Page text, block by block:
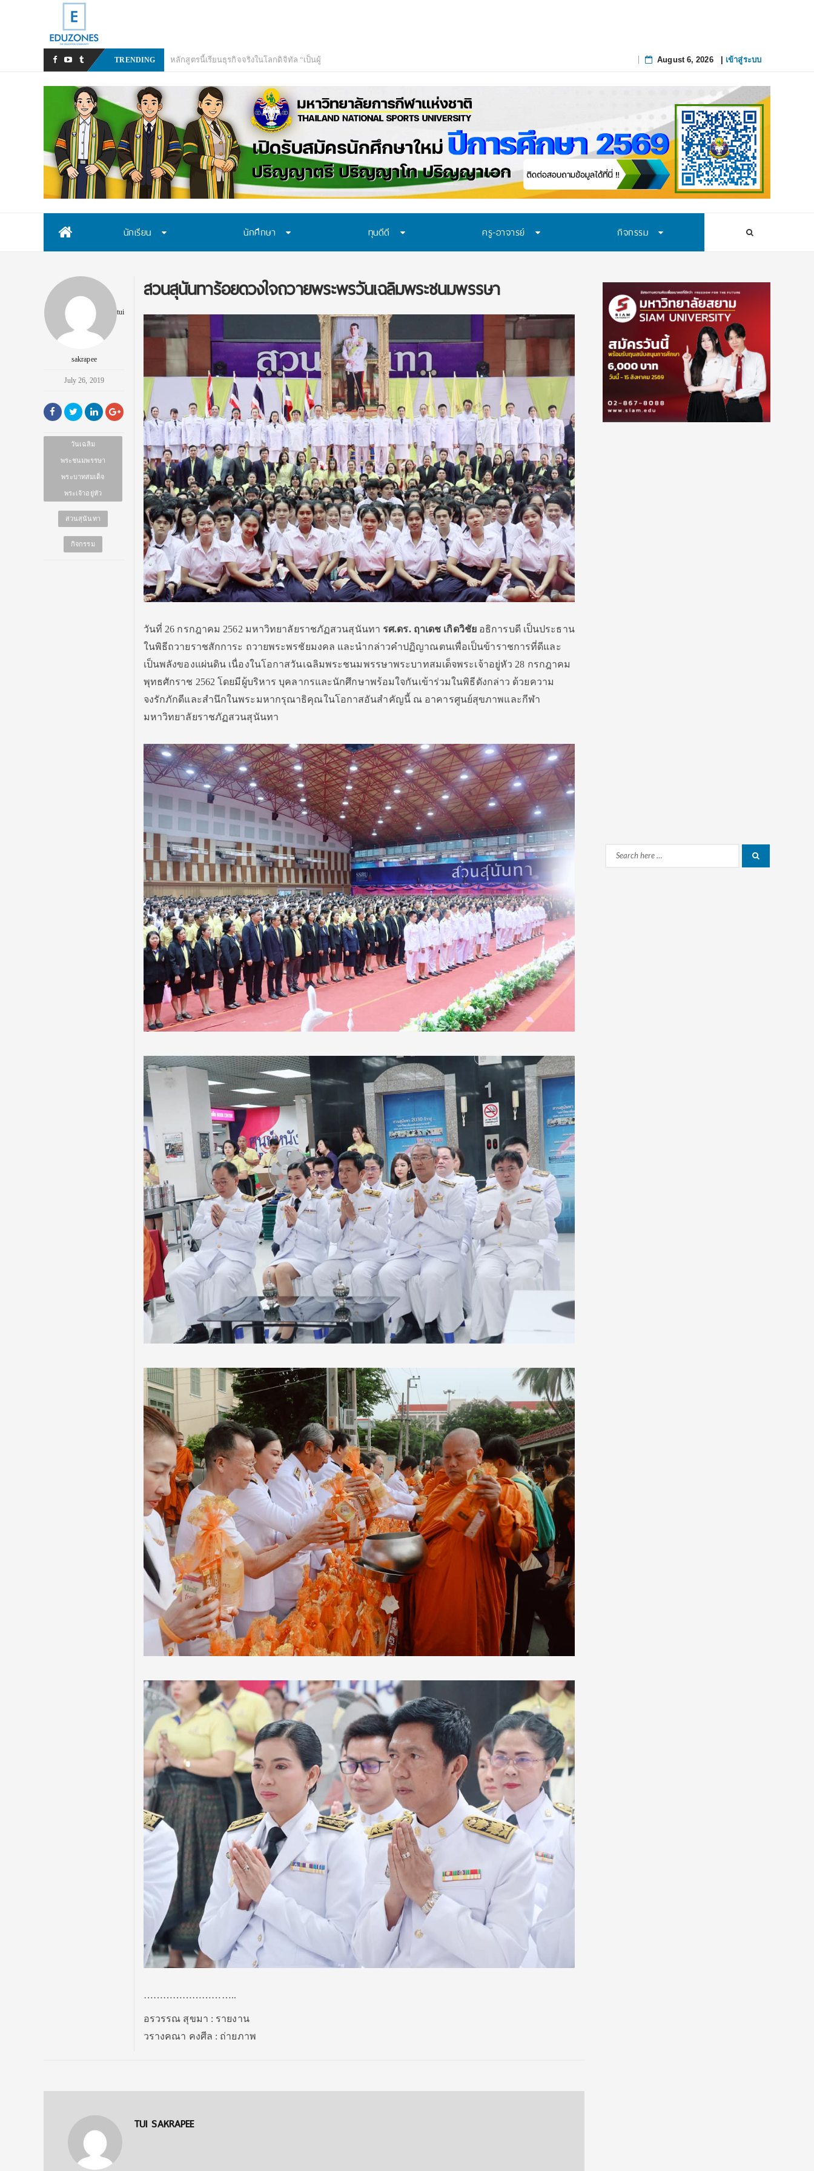
TRENDING
มทร.กรุงเทพ โต้ข่าวเท็จ! ยัน MOU-หลักสูตร-วีซ่
August 6, 2026| เข้าสู่ระบบ
นักเรียน นักศึกษา ทุนดีดี ครู-อาจารย์ กิจกรรม
tui
sakrapee
July 26, 2019
วันเฉลิม
พระชนมพรรษา
พระบาทสมเด็จ
พระเจ้าอยู่หัว
สวนสุนันทา
กิจกรรม
สวนสุนันทาร้อยดวงใจถวายพระพรวันเฉลิมพระชนมพรรษา
วันที่ 26 กรกฎาคม 2562 มหาวิทยาลัยราชภัฏสวนสุนันทา รศ.ดร. ฤาเดช เกิดวิชัยอธิการบดี เป็นประธาน
ในพิธีถวายราชสักการะ ถวายพระพรชัยมงคล และนำกล่าวคำปฏิญาณตนเพื่อเป็นข้าราชการที่ดีและ
เป็นพลังของแผ่นดิน เนื่องในโอกาสวันเฉลิมพระชนมพรรษาพระบาทสมเด็จพระเจ้าอยู่หัว 28 กรกฎาคม
พุทธศักราช 2562 โดยมีผู้บริหาร บุคลากรและนักศึกษาพร้อมใจกันเข้าร่วมในพิธีดังกล่าว ด้วยความ
จงรักภักดีและสำนึกในพระมหากรุณาธิคุณในโอกาสอันสำคัญนี้ ณ อาคารศูนย์สุขภาพและกีฬา
มหาวิทยาลัยราชภัฏสวนสุนันทา
………………………..
อรวรรณ สุขมา : รายงาน
วรางคณา คงศีล : ถ่ายภาพ
TUI SAKRAPEE
Search